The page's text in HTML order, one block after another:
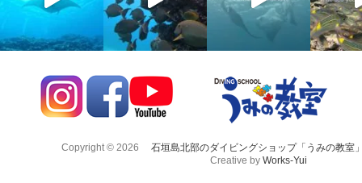
Copyright © 2026
石垣島北部のダイビングショップ「うみの教室
Creative by Works-Yui